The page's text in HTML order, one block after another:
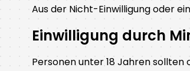
Aus der Nicht-Einwilligung oder
Einwilligung durch
Personen unter 18 Jahren